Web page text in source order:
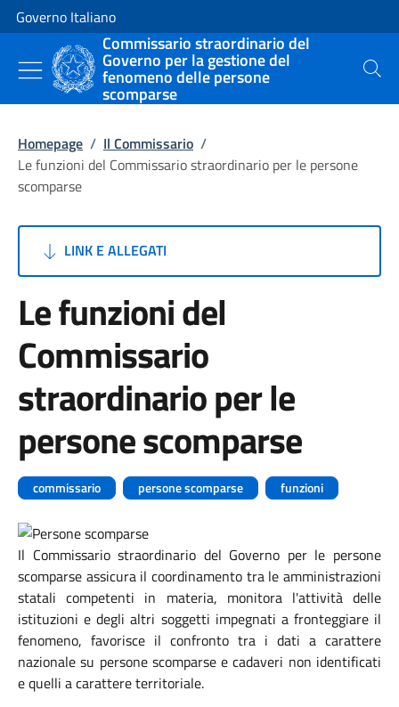
Vai al contenuto
Vai alla navigazione del sito
Governo Italiano
Commissario straordinario del
Governo per la gestione del
fenomeno delle persone
scomparse
Cerca
Homepage / Il Commissario /
Le funzioni del Commissario straordinario per le persone
scomparse
LINK E ALLEGATI
Le funzioni del
Commissario
straordinario per le
persone scomparse
commissario persone scomparse funzioni
Il Commissario straordinario del Governo per le persone
scomparse assicura il coordinamento tra le amministrazioni
statali competenti in materia, monitora l'attività delle
istituzioni e degli altri soggetti impegnati a fronteggiare il
fenomeno, favorisce il confronto tra i dati a carattere
nazionale su persone scomparse e cadaveri non identificati
e quelli a carattere territoriale.